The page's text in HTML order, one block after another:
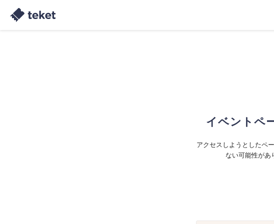
イベントペ
アクセスしようとしたペ
ない可能性があ